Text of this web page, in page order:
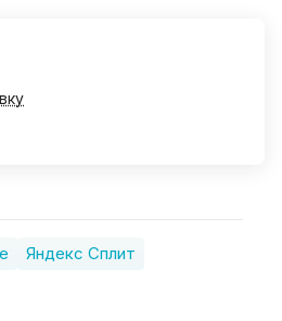
Яндекс Сплит